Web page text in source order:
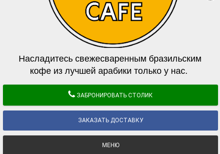
Насладитесь свежесваренным бразильским
кофе из лучшей арабики только у нас.
ЗАБРОНИРОВАТЬ СТОЛИК
ЗАКАЗАТЬ ДОСТАВКУ
МЕНЮ